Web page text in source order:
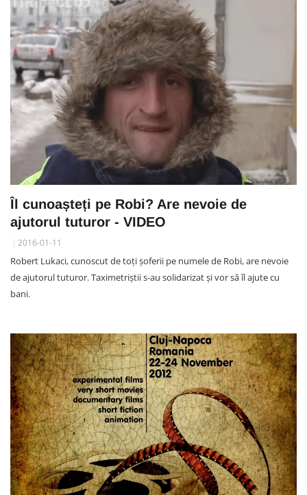
Îl cunoașteți pe Robi? Are nevoie de
ajutorul tuturor - VIDEO
2016-01-11
Robert Lukaci, cunoscut de toți șoferii pe numele de Robi, are nevoie
de ajutorul tuturor. Taximetriștii s-au solidarizat și vor să îl ajute cu
bani.